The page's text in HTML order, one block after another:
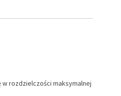
rozdzielczości maksymalnej